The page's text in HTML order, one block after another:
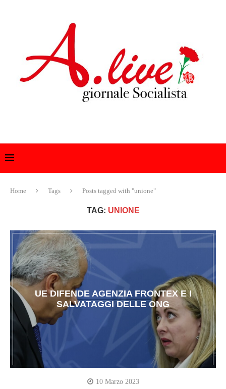
Home Tags Posts tagged with "unione"
TAG: UNIONE
UE DIFENDE AGENZIA FRONTEX E I
SALVATAGGI DELLE ONG
10 Marzo 2023